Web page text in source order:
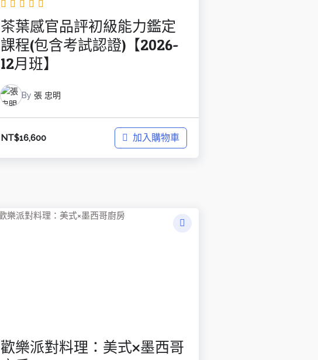
茶葉感官品評初級能力鑑定
課程(包含考試認證)【2026-
12月班】
By 張 忠明
NT$16,600 加入購物車
歡樂派對料理：美式×墨西哥